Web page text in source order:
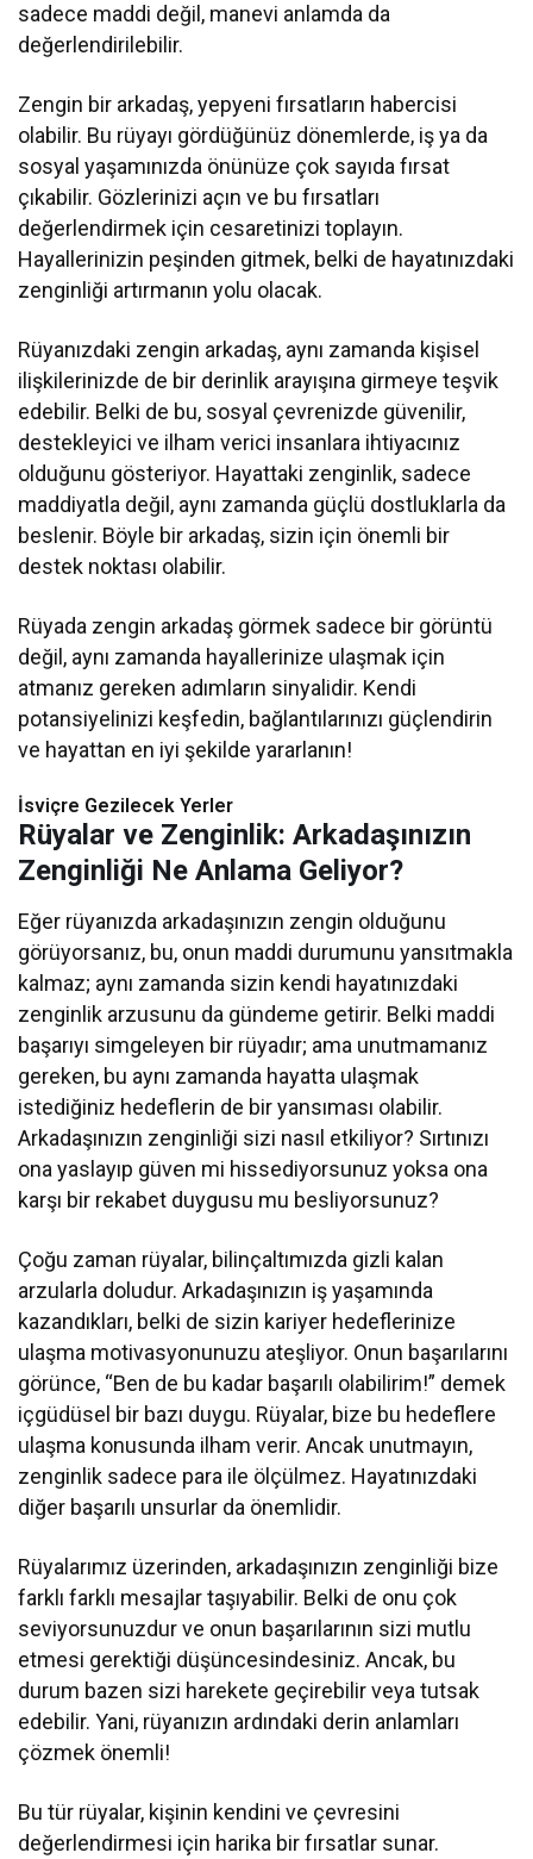
sadece maddi değil, manevi anlamda da
değerlendirilebilir.
Zengin bir arkadaş, yepyeni fırsatların habercisi
olabilir. Bu rüyayı gördüğünüz dönemlerde, iş ya da
sosyal yaşamınızda önünüze çok sayıda fırsat
çıkabilir. Gözlerinizi açın ve bu fırsatları
değerlendirmek için cesaretinizi toplayın.
Hayallerinizin peşinden gitmek, belki de hayatınızdaki
zenginliği artırmanın yolu olacak.
Rüyanızdaki zengin arkadaş, aynı zamanda kişisel
ilişkilerinizde de bir derinlik arayışına girmeye teşvik
edebilir. Belki de bu, sosyal çevrenizde güvenilir,
destekleyici ve ilham verici insanlara ihtiyacınız
olduğunu gösteriyor. Hayattaki zenginlik, sadece
maddiyatla değil, aynı zamanda güçlü dostluklarla da
beslenir. Böyle bir arkadaş, sizin için önemli bir
destek noktası olabilir.
Rüyada zengin arkadaş görmek sadece bir görüntü
değil, aynı zamanda hayallerinize ulaşmak için
atmanız gereken adımların sinyalidir. Kendi
potansiyelinizi keşfedin, bağlantılarınızı güçlendirin
ve hayattan en iyi şekilde yararlanın!
İsviçre Gezilecek Yerler
Rüyalar ve Zenginlik: Arkadaşınızın
Zenginliği Ne Anlama Geliyor?
Eğer rüyanızda arkadaşınızın zengin olduğunu
görüyorsanız, bu, onun maddi durumunu yansıtmakla
kalmaz; aynı zamanda sizin kendi hayatınızdaki
zenginlik arzusunu da gündeme getirir. Belki maddi
başarıyı simgeleyen bir rüyadır; ama unutmamanız
gereken, bu aynı zamanda hayatta ulaşmak
istediğiniz hedeflerin de bir yansıması olabilir.
Arkadaşınızın zenginliği sizi nasıl etkiliyor? Sırtınızı
ona yaslayıp güven mi hissediyorsunuz yoksa ona
karşı bir rekabet duygusu mu besliyorsunuz?
Çoğu zaman rüyalar, bilinçaltımızda gizli kalan
arzularla doludur. Arkadaşınızın iş yaşamında
kazandıkları, belki de sizin kariyer hedeflerinize
ulaşma motivasyonunuzu ateşliyor. Onun başarılarını
görünce, “Ben de bu kadar başarılı olabilirim!” demek
içgüdüsel bir bazı duygu. Rüyalar, bize bu hedeflere
ulaşma konusunda ilham verir. Ancak unutmayın,
zenginlik sadece para ile ölçülmez. Hayatınızdaki
diğer başarılı unsurlar da önemlidir.
Rüyalarımız üzerinden, arkadaşınızın zenginliği bize
farklı farklı mesajlar taşıyabilir. Belki de onu çok
seviyorsunuzdur ve onun başarılarının sizi mutlu
etmesi gerektiği düşüncesindesiniz. Ancak, bu
durum bazen sizi harekete geçirebilir veya tutsak
edebilir. Yani, rüyanızın ardındaki derin anlamları
çözmek önemli!
Bu tür rüyalar, kişinin kendini ve çevresini
değerlendirmesi için harika bir fırsatlar sunar.